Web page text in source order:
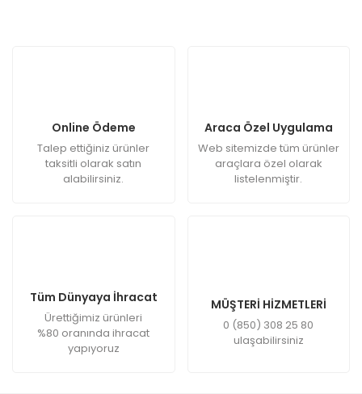
Online Ödeme
Talep ettiğiniz ürünler
taksitli olarak satın
alabilirsiniz.
Araca Özel Uygulama
Web sitemizde tüm ürünler
araçlara özel olarak
listelenmiştir.
Tüm Dünyaya İhracat
Ürettiğimiz ürünleri
%80 oranında ihracat
yapıyoruz
MÜŞTERİ HİZMETLERİ
0 (850) 308 25 80
ulaşabilirsiniz